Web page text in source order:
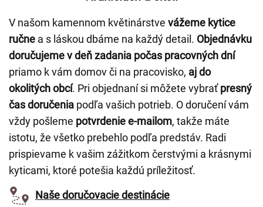
V našom kamennom květinárstve vážeme kytice
ručne a s láskou dbáme na každý detail. Objednávku
doručujeme v deň zadania počas pracovných dní
priamo k vám domov či na pracovisko, aj do
okolitých obcí. Pri objednaní si môžete vybraťpresný
čas doručenia podľa vašich potrieb. O doručení vám
vždy pošleme potvrdenie e-mailom, takže máte
istotu, že všetko prebehlo podľa predstáv. Radi
prispievame k vašim zážitkom čerstvými a krásnymi
kyticami, ktoré potešia každú príležitosť.
Naše doručovacie destinácie